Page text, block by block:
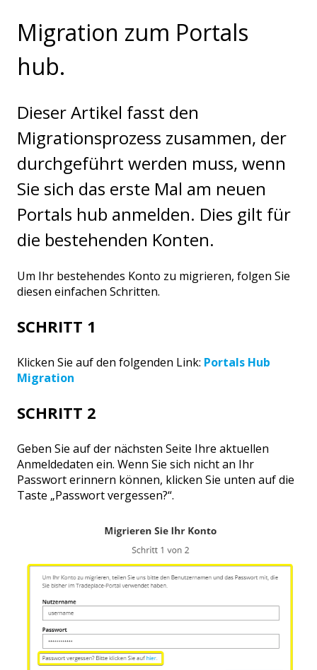
Migration zum Portals
hub.
Dieser Artikel fasst den
Migrationsprozess zusammen, der
durchgeführt werden muss, wenn
Sie sich das erste Mal am neuen
Portals hub anmelden. Dies gilt für
die bestehenden Konten.
Um Ihr bestehendes Konto zu migrieren, folgen Sie
diesen einfachen Schritten.
SCHRITT 1
Klicken Sie auf den folgenden Link: Portals Hub
Migration
SCHRITT 2
Geben Sie auf der nächsten Seite Ihre aktuellen
Anmeldedaten ein. Wenn Sie sich nicht an Ihr
Passwort erinnern können, klicken Sie unten auf die
Taste „Passwort vergessen?“.